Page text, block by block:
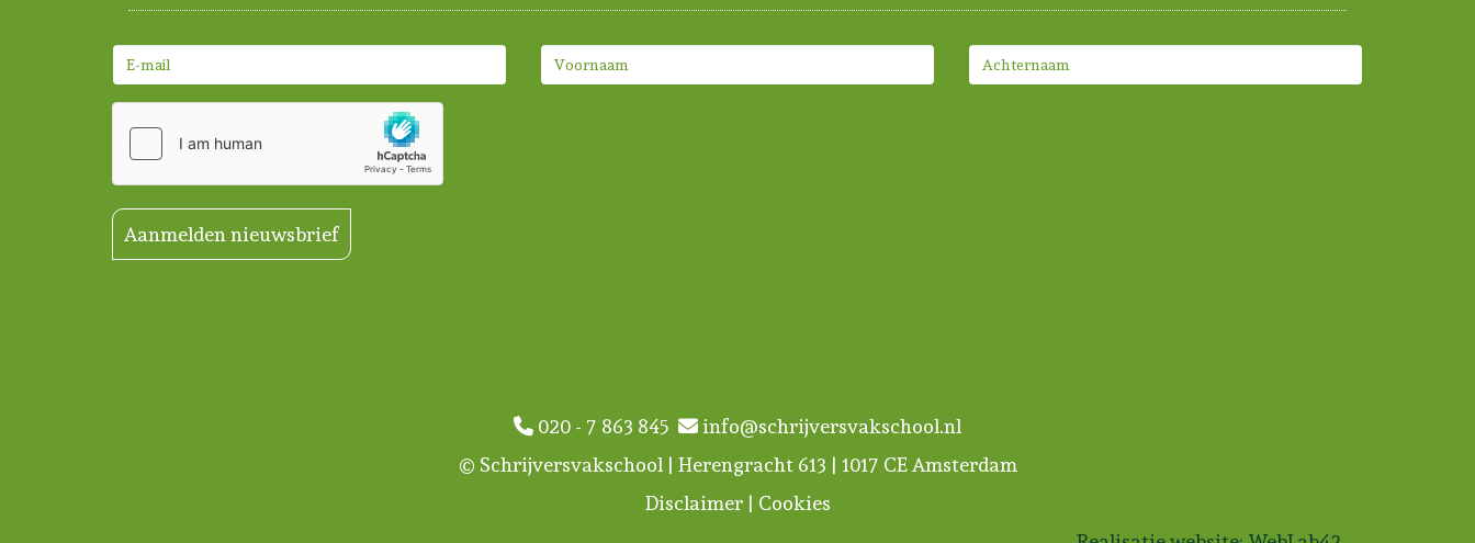
Aanmelden nieuwsbrief
020 - 7 863 845
info@schrijversvakschool.nl
© Schrijversvakschool | Herengracht 613 | 1017 CE Amsterdam
Disclaimer| Cookies